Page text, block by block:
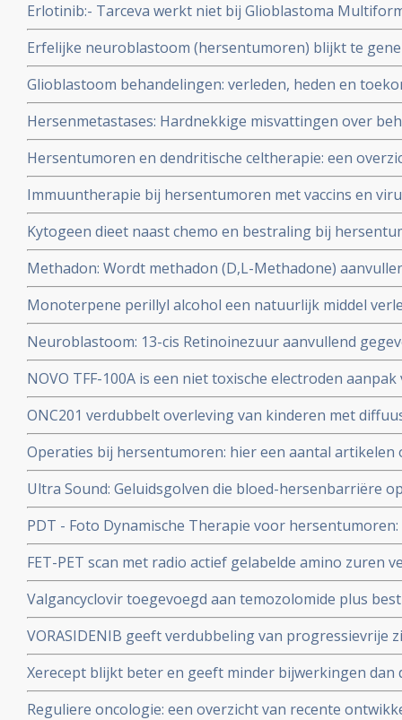
Erlotinib:- Tarceva werkt niet bij Glioblastoma
gerandomiseerde fase II studie (ruim 100 deelnemers).
maandengrens van overleving.
Erfelijke neuroblastoom (hersentumoren) blijkt te
ALK medicijn gebaseerd op de specifieke kiembaan
1
Glioblastoom behandelingen: verleden, heden en
hersentumoren van het type Glioblastoma te
genmutaties tot vormen van immuuntherapie
Hersenmetastases: Hardnekkige misvattingen over
het hoofd - de hersenen (chirurgie en/of
verkeerd worden behandeld en heeft grote gevolgen
Hersentumoren en dendritische celtherapie: een
en belangrijke studies copy 1
Immuuntherapie bij hersentumoren met vaccins en
Disease Virus. Een overzicht van recente
Kytogeen dieet naast chemo en bestraling bij
onderzocht in Erasmus medisch centrum copy 1
Methadon: Wordt methadon (D,L-Methadone)
en bestraling de genezende behandeling voor
Monoterpene perillyl alcohol een natuurlijk middel
ziektevrije tijd bij hersentumoren Glioblastoma hoog
glioblastoma copy 1
Neuroblastoom: 13-cis Retinoinezuur aanvullend
myeloablatieve therapie (ABMT) verbetert de
kinderen met een Neuroblastoom graad 3 en 4 tot
NOVO TFF-100A is een niet toxische electroden
spectaculair betere resultaten dan chemo.
ONC201 verdubbelt overleving van kinderen met
diffuus intrinsiek ponsglioom (DIPG) en ONC201
patienten met deze vormen van hersentumoren
Operaties bij hersentumoren: hier een aantal
chirurgie bij hersentumoren bij elkaar gezet.
Ultra Sound: Geluidsgolven die bloed-hersenbarriëre
overleving bij patiënten met hersentumoren van het
PDT - Foto Dynamische Therapie voor
recente ontwikkelingen. Scroll in linkerkolom voor
FET-PET scan met radio actief gelabelde amino zuren
en uiteindelijk ook effect van behandelingen van
de MET scan
Valgancyclovir toegevoegd aan temozolomide plus
glioblastoma verbetert overall overleving met 11
VORASIDENIB geeft verdubbeling van progressievrije
patienten met een laaggradige hersentumor type
met een IDH1/2-mutatie in vergelijking met placebo
Xerecept blijkt beter en geeft minder bijwerkingen dan
bij behandelingen van hersentumoren.
Reguliere oncologie: een overzicht van recente